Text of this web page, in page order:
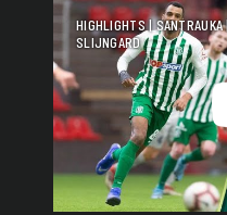
HIGHLIGHTS |
SLIJNGARD